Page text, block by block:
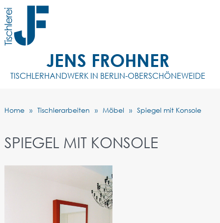
JENS FROHNER
TISCHLERHANDWERK IN BERLIN-OBERSCHÖNEWEIDE
Home Tischlerarbeiten Möbel Spiegel mit Konsole
SPIEGEL MIT KONSOLE